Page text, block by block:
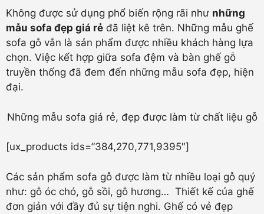
Không được sử dụng phổ biến rộng rãi như những
mẫu sofa đẹp giá rẻ đã liệt kê trên. Những mẫu ghế
sofa gỗ vẫn là sản phẩm được nhiều khách hàng lựa
chọn. Việc kết hợp giữa sofa đệm và bàn ghế gỗ
truyền thống đã đem đến những mẫu sofa đẹp, hiện
đại.
Những mẫu sofa giá rẻ, đẹp được làm từ chất liệu gỗ
[ux_products ids=”384,270,771,9395″]
Các sản phẩm sofa gỗ được làm từ nhiều loại gỗ quý
như: gỗ óc chó, gỗ sồi, gỗ hương… Thiết kế của ghế
đơn giản với đầy đủ sự tiện nghi. Ghế có vẻ đẹp